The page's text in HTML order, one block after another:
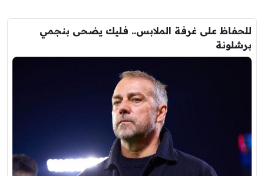
للحفاظ على غرفة الملابس.. فليك يضحى بنجمي
برشلونة